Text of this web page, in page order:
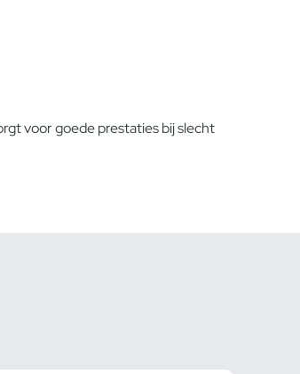
voor goede prestaties bij slecht